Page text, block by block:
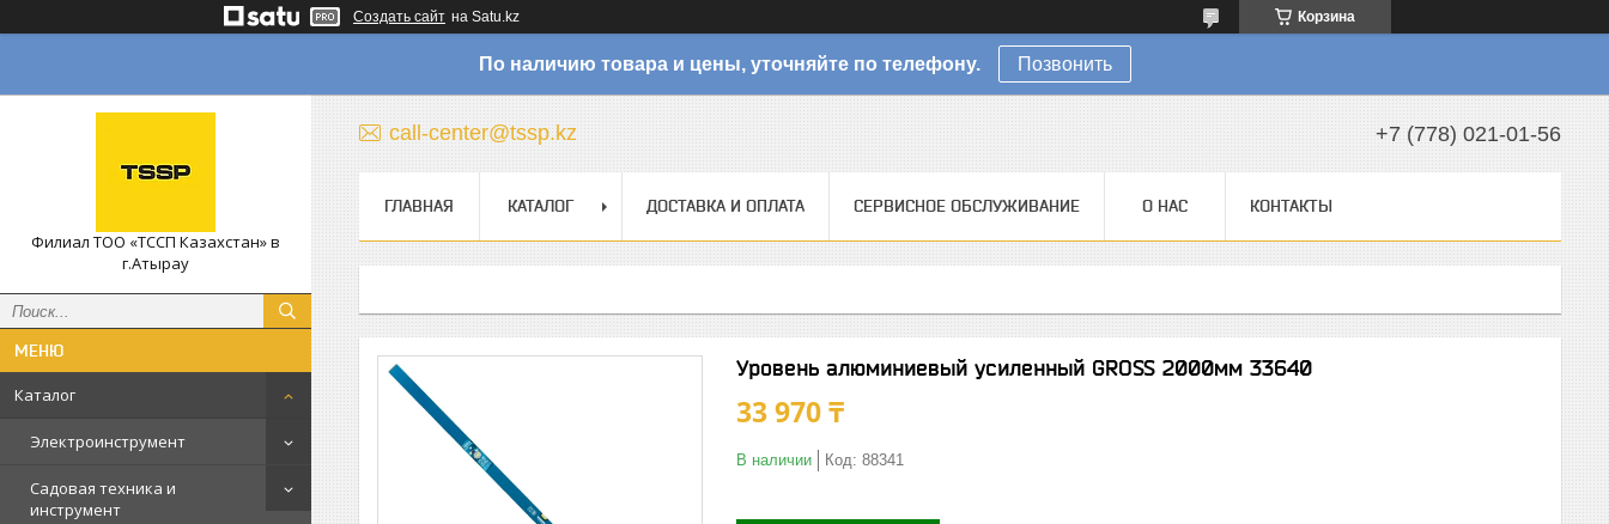
Создать сайт на Satu.kz Корзина
По наличию товара и цены, уточняйте по телефону. Позвонить
Филиал ТОО «ТССП Казахстан» в
г.Атырау
Каталог
Электроинструмент
Садовая техника и
инструмент
call-center@tssp.kz +7 (778) 021-01-56
ГЛАВНАЯ КАТАЛОГ ДОСТАВКА И ОПЛАТА СЕРВИСНОЕ ОБСЛУЖИВАНИЕ О НАС КОНТАКТЫ
Уровень алюминиевый усиленный GROSS 2000мм 33640
33 970 ₸
В наличии Код: 88341